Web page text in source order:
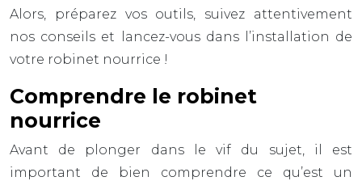
Alors, préparez vos outils, suivez attentivement
nos conseils et lancez-vous dans l’installation de
votre robinet nourrice !
Comprendre le robinet
nourrice
Avant de plonger dans le vif du sujet, il est
important de bien comprendre ce qu’est un